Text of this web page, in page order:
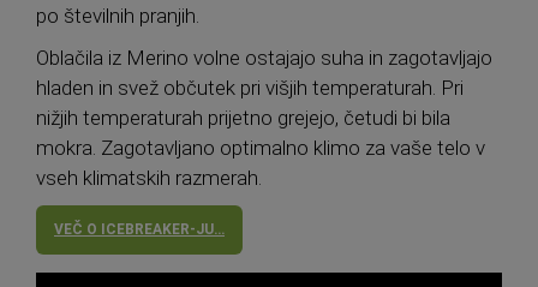
po številnih pranjih.
Oblačila iz Merino volne ostajajo suha in zagotavljajo
hladen in svež občutek pri višjih temperaturah. Pri
nižjih temperaturah prijetno grejejo, četudi bi bila
mokra. Zagotavljano optimalno klimo za vaše telo v
vseh klimatskih razmerah.
VEČ O ICEBREAKER-JU…